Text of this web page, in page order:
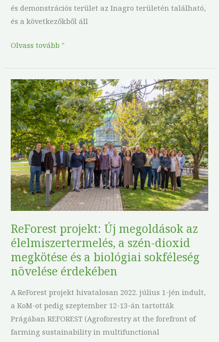
és demonstrációs terület az Inagro területén található,
és a következőkből áll
Olvass tovább "
ReForest projekt: Új megoldások az
élelmiszertermelés, a szén-dioxid
megkötése és a biológiai sokféleség
növelése érdekében
A ReForest projekt hivatalosan 2022. július 1-jén indult,
a KoM-ot pedig szeptember 12-13-án tartották
Prágában REFOREST (Agroforestry at the forefront of
farming sustainability in multifunctional
ReForest
projekt:
Új
megoldások
az
élelmiszertermelés,
a
szén-
dioxid
megkötése
a
biológiai
sokféleség
növelése